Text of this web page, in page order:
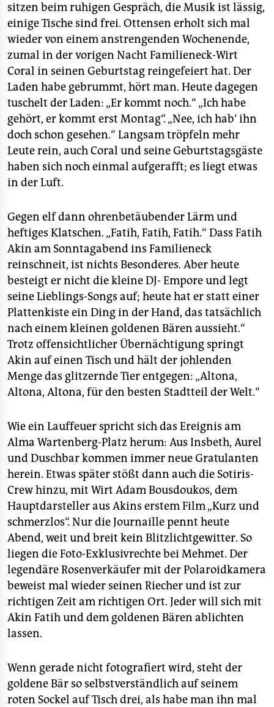
sitzen beim ruhigen Gespräch, die Musik ist lässig,
einige Tische sind frei. Ottensen erholt sich mal
wieder von einem anstrengenden Wochenende,
zumal in der vorigen Nacht Familieneck-Wirt
Coral in seinen Geburtstag reingefeiert hat. Der
Laden habe gebrummt, hört man. Heute dagegen
tuschelt der Laden: „Er kommt noch.“ „Ich habe
gehört, er kommt erst Montag“. „Nee, ich hab‘ ihn
doch schon gesehen.“ Langsam tröpfeln mehr
Leute rein, auch Coral und seine Geburtstagsgäste
haben sich noch einmal aufgerafft; es liegt etwas
in der Luft.
Gegen elf dann ohrenbetäubender Lärm und
heftiges Klatschen. „Fatih, Fatih, Fatih.“ Dass Fatih
Akin am Sonntagabend ins Familieneck
reinschneit, ist nichts Besonderes. Aber heute
besteigt er nicht die kleine DJ- Empore und legt
seine Lieblings-Songs auf; heute hat er statt einer
Plattenkiste ein Ding in der Hand, das tatsächlich
nach einem kleinen goldenen Bären aussieht.“
Trotz offensichtlicher Übernächtigung springt
Akin auf einen Tisch und hält der johlenden
Menge das glitzernde Tier entgegen: „Altona,
Altona, Altona, für den besten Stadtteil der Welt.“
Wie ein Lauffeuer spricht sich das Ereignis am
Alma Wartenberg-Platz herum: Aus Insbeth, Aurel
und Duschbar kommen immer neue Gratulanten
herein. Etwas später stößt dann auch die Sotiris-
Crew hinzu, mit Wirt Adam Bousdoukos, dem
Hauptdarsteller aus Akins erstem Film „Kurz und
schmerzlos“. Nur die Journaille pennt heute
Abend, weit und breit kein Blitzlichtgewitter. So
liegen die Foto-Exklusivrechte bei Mehmet. Der
legendäre Rosenverkäufer mit der Polaroidkamera
beweist mal wieder seinen Riecher und ist zur
richtigen Zeit am richtigen Ort. Jeder will sich mit
Akin Fatih und dem goldenen Bären ablichten
lassen.
Wenn gerade nicht fotografiert wird, steht der
goldene Bär so selbstverständlich auf seinem
roten Sockel auf Tisch drei, als habe man ihn mal